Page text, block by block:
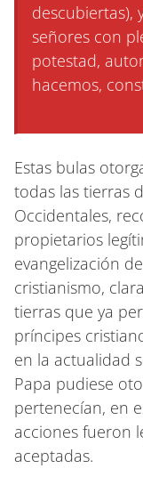
descubiertas),
señores con
potestad,
hacemos,
Estas bulas
todas las tierras
Occidentales,
propietarios
evangelización
cristianismo,
tierras que ya
príncipes
en la actualidad
Papa pudiese
pertenecían, en
acciones fueron
aceptadas.